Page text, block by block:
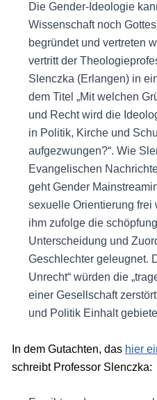
Die Gender-Ideologie
Wissenschaft noch
begründet und vertreten
vertritt der
Slenczka (Erlangen) in
dem Titel „Mit welchen
und Recht wird die
in Politik, Kirche und
aufgezwungen?“. Wie
Evangelischen
geht Gender
sexuelle Orientierung frei
ihm zufolge die
Unterscheidung und
Geschlechter geleugnet.
Unrecht“ würden die
einer Gesellschaft
und Politik Einhalt
In dem Gutachten, das hier
schreibt Professor Slenczka: